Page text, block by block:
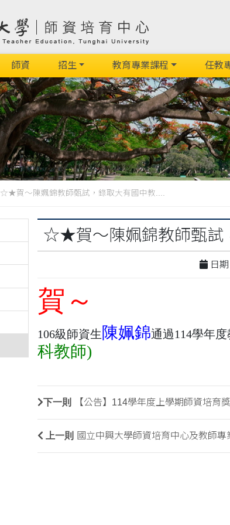
師資 招生 教育專業課程 任教
☆★賀～陳姵錦教師甄試，錄取大有國中教....
☆★賀～陳姵錦教師甄試
日期
賀 ～
106級師資生 陳姵錦通過114學年
科教師)
下一則 【公告】114學年度上學期師資培育
上一則 國立中興大學師資培育中心及教師